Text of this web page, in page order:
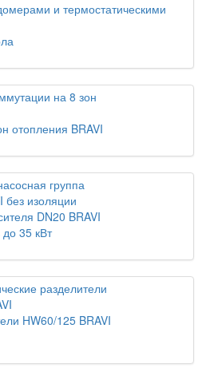
и термостатическими
отопления BRAVI
DN20 BRAVI
35 кВт
HW60/125 BRAVI